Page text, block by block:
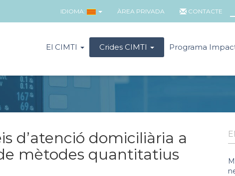
IDIOMA: ÀREA PRIVADA CONTACTE
El CIMTI Crides CIMTI Programa
d’atenció domiciliària a
mètodes quantitatius